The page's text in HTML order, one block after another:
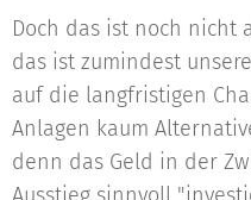
Doch das ist noch nicht
das ist zumindest
auf die langfristigen
Anlagen kaum
denn das Geld in der